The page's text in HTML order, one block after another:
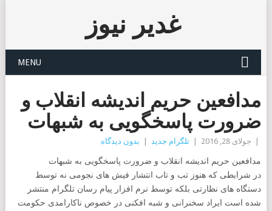
غدیر نیوز
MENU
مدافعین حریم اندیشه انقلاب و
ضرورت پاسخگویی به شبهات
جولای 28, 2016 تلگرام جدید بدون دیدگاه
مدافعین حریم اندیشه انقلاب و ضرورت پاسخگویی به شبهات
در شرایطی که هنوز تب و تاب انتشار فیش های نجومی نه توسط
دستگاه های نظارتی بلکه توسط نرم افزار پیام رسان تلگرام منتشر
شده است ایراد سخنرانی و شبه افکنی در خصوص ناکارامدی حکومت